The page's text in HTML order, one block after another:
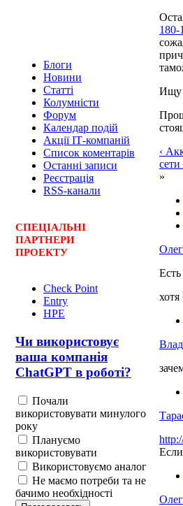
Блоги
Новини
Статті
Колумністи
Форум
Календар подій
Акції ІТ-компаній
Список коментарів
Останні записи
Реєстрація
RSS-канали
СПЕЦІАЛЬНІ
ПАРТНЕРИ
ПРОЕКТУ
Check Point
Entry
HPE
Чи використовує
ваша компанія
ChatGPT в роботі?
Почали
використовувати минулого
року
Плануємо
використовувати
Використовуємо аналог
Не маємо потреби та не
бачимо необхідності
180-
Ищу
‹
сети
»